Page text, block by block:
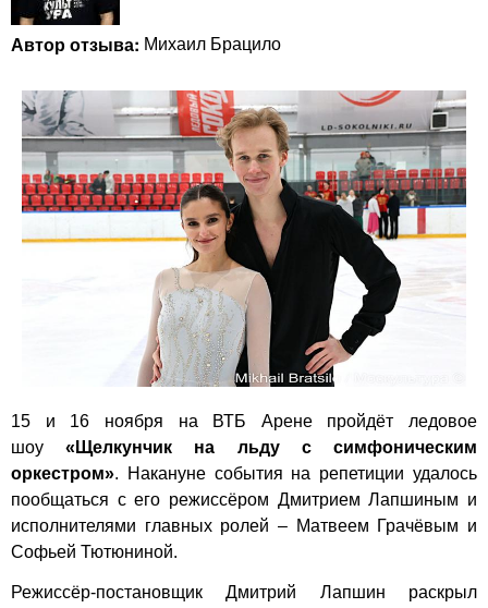
Автор отзыва: Михаил Брацило
15 и 16 ноября на ВТБ Арене пройдёт ледовое
шоу«Щелкунчик на льду с симфоническим
оркестром». Накануне события на репетиции удалось
пообщаться с его режиссёром Дмитрием Лапшиным и
исполнителями главных ролей – Матвеем Грачёвым и
Софьей Тютюниной.
Режиссёр-постановщик Дмитрий Лапшин раскрыл